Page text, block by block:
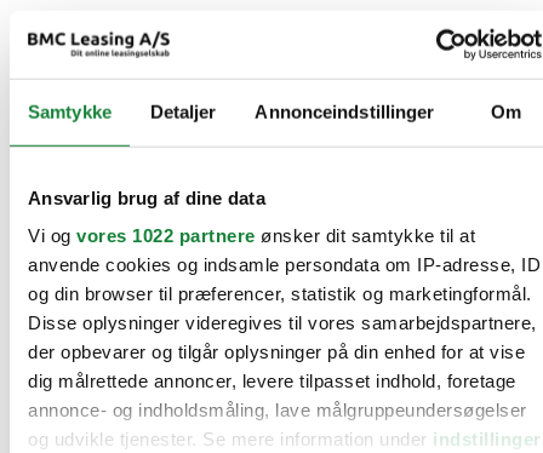
Samtykke Detaljer Annonceindstillinger Om
Ansvarlig brug af dine data
Vi og vores 1022 partnere ønsker dit samtykke til at
anvende cookies og indsamle persondata om IP-adresse, ID
og din browser til præferencer, statistik og marketingformål.
Disse oplysninger videregives til vores samarbejdspartnere,
der opbevarer og tilgår oplysninger på din enhed for at vise
dig målrettede annoncer, levere tilpasset indhold, foretage
annonce- og indholdsmåling, lave målgruppeundersøgelser
og udvikle tjenester. Se mere information under indstillinger